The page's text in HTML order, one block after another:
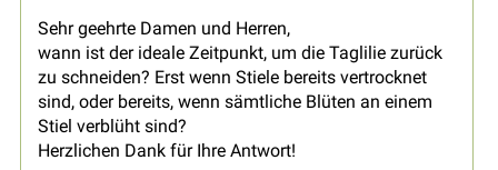
Sehr geehrte Damen und Herren,
wann ist der ideale Zeitpunkt, um die Taglilie zurück
zu schneiden? Erst wenn Stiele bereits vertrocknet
sind, oder bereits, wenn sämtliche Blüten an einem
Stiel verblüht sind?
Herzlichen Dank für Ihre Antwort!